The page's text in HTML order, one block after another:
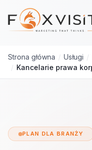
Przejdź do treści głównej
Strona główna / Usługi /
/
PLAN DLA BRANŻY